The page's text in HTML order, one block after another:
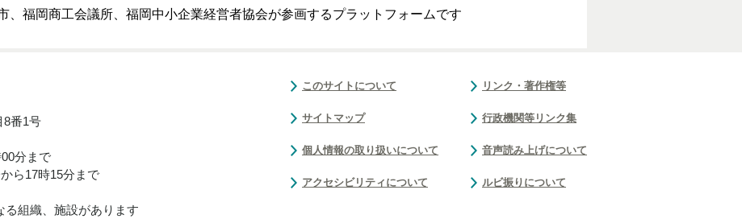
、福岡商工会議所、福岡中小企業経営者協会が参画するプラットフォームです
8番1号
分まで
ら17時15分まで
組織、施設があります
このサイトについて
サイトマップ
個人情報の取り扱いについて
アクセシビリティについて
リンク・著作権等
行政機関等リンク集
音声読み上げについて
ルビ振りについて